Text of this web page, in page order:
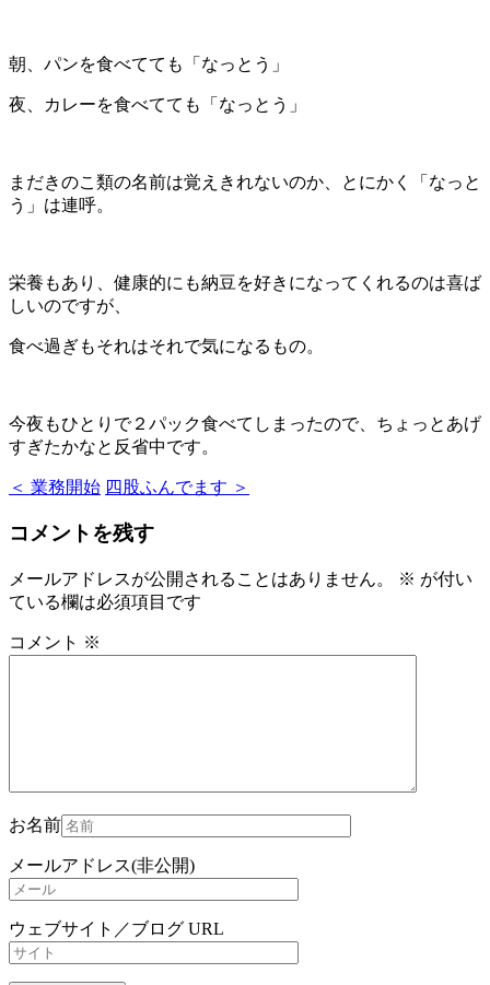
朝、パンを食べてても「なっとう」
夜、カレーを食べてても「なっとう」
まだきのこ類の名前は覚えきれないのか、とにかく「なっと
う」は連呼。
栄養もあり、健康的にも納豆を好きになってくれるのは喜ば
しいのですが、
食べ過ぎもそれはそれで気になるもの。
今夜もひとりで２パック食べてしまったので、ちょっとあげ
すぎたかなと反省中です。
＜ 業務開始 四股ふんでます ＞
コメントを残す
メールアドレスが公開されることはありません。 ※ が付い
ている欄は必須項目です
コメント ※
お名前
メールアドレス(非公開)
ウェブサイト／ブログ URL